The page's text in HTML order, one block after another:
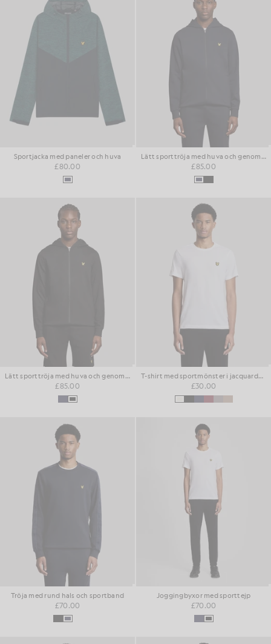
Sportjacka med paneler och huva
£80.00
Lätt sporttröja med huva och genomgående dragkedja
£85.00
Lätt sporttröja med huva och genomgående dragkedja
£85.00
T-shirt med sportmönster i jacquardväv
£30.00
Tröja med rund hals och sportband
£70.00
Joggingbyxor med sporttejp
£70.00